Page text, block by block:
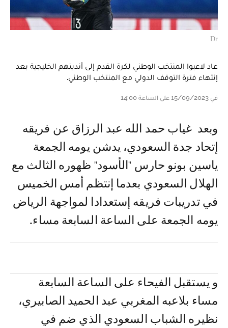
Dr
عاد لاعبوا المنتخب الوطني لكرة القدم إلى أنديتهم الخليجية بعد
إنتهاء فترة التوقف الدولي مع المنتخب الوطني.
في 15/09/2023 على الساعة 14:00
و بعد غياب حمد الله عبد الرزاق عن فريقه
إتحاد جدة السعودي، يدشن يومه الجمعة
ياسين بونو حارس "الأسود" ظهوره الثالث مع
الهلال السعودي بعدما إنتظم أمس الخميس
في تدريبات فريقه إستعدادا لمواجهة الرياض
يومه الجمعة على الساعة السابعة مساء.
و يستقبل الفيحاء على الساعة السابعة
مساء بلاعبه المغربي عبد الحميد الصابيري،
نظيره الشباب السعودي الذي ضم في